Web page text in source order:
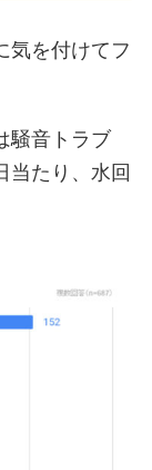
気を付けてフ
騒音トラブ
当たり、水回